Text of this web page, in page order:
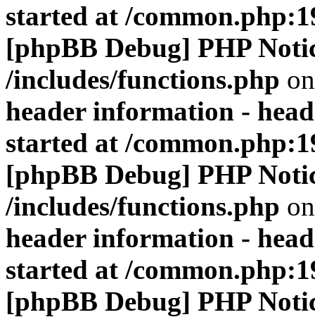
started at /
[phpBB Debug] PHP
/includes/functions.php
header information -
started at /
[phpBB Debug] PHP
/includes/functions.php
header information -
started at /
[phpBB Debug] PHP